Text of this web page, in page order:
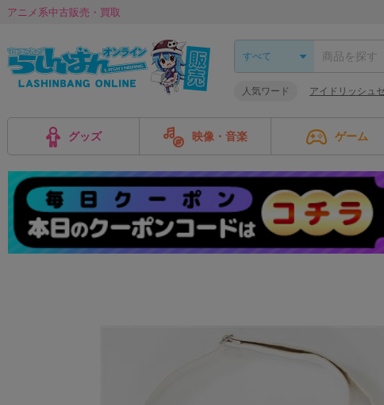
アニメ系中古販売・買取
人気ワード アイドリッシュ
グッズ 映像・音楽 ゲーム